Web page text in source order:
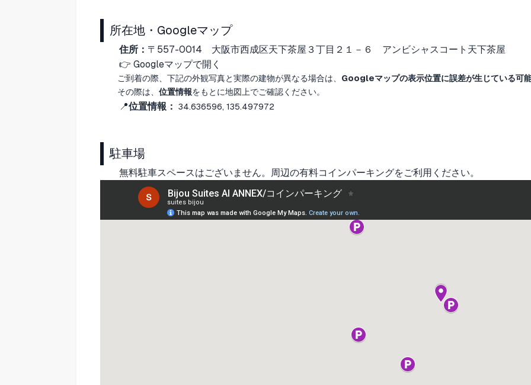
所在地・Googleマップ
住所： 〒557-0014 大阪市西成区天下茶屋３丁目２１－６ アンビシャスコート天下茶屋
👉 Googleマップで開く
ご到着の際、下記の外観写真と実際の建物が異なる場合は、 Googleマップの表示位置に誤差が生じている可
その際は、 位置情報をもとに地図上でご確認ください。
📍位置情報： 34.636596, 135.497972
駐車場
無料駐車スペースはございません。周辺の有料コインパーキングをご利用ください。